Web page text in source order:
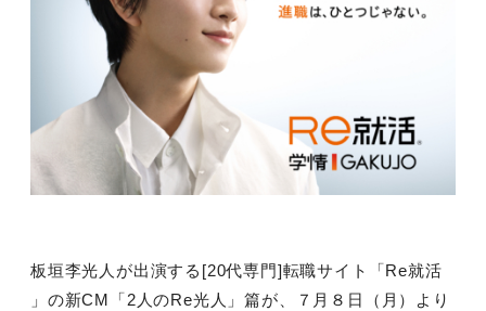
板垣李光人が出演する[20代専門]転職サイト「Re就活
」の新CM「2人のRe光人」篇が、７月８日（月）より